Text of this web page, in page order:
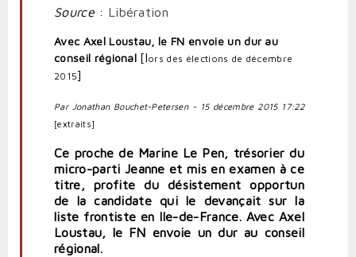
Source: Libération
Avec Axel Loustau, le FN envoie un dur au
conseil régional [lors des élections de décembre
2015]
Par Jonathan Bouchet-Petersen - 15 décembre 2015 17:22
[extraits]
Ce proche de Marine Le Pen, trésorier du
micro-parti Jeanne et mis en examen à ce
titre, profite du désistement opportun
de la candidate qui le devançait sur la
liste frontiste en Ile-de-France. Avec Axel
Loustau, le FN envoie un dur au conseil
régional.